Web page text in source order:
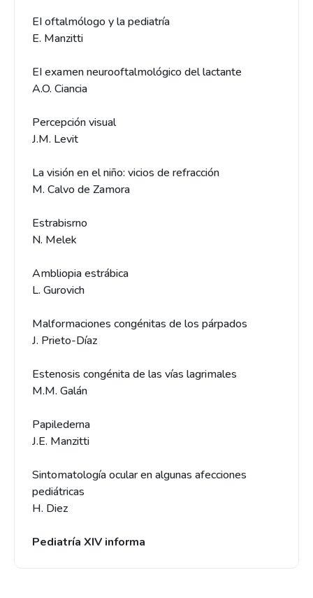
EI oftalmólogo y la pediatría
E. Manzitti
EI examen neurooftalmológico del lactante
A.O. Ciancia
Percepción visual
J.M. Levit
La visión en el niño: vicios de refracción
M. Calvo de Zamora
Estrabisrno
N. Melek
Ambliopia estrábica
L. Gurovich
Malformaciones congénitas de los párpados
J. Prieto-Díaz
Estenosis congénita de las vías lagrimales
M.M. Galán
Papilederna
J.E. Manzitti
Sintomatología ocular en algunas afecciones
pediátricas
H. Diez
Pediatría XIV informa